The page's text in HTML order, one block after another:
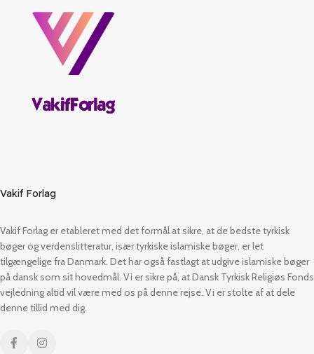
Vakif Forlag
Vakif Forlag er etableret med det formål at sikre, at de bedste tyrkisk
bøger og verdenslitteratur, især tyrkiske islamiske bøger, er let
tilgængelige fra Danmark. Det har også fastlagt at udgive islamiske bøger
på dansk som sit hovedmål. Vi er sikre på, at Dansk Tyrkisk Religiøs Fonds
vejledning altid vil være med os på denne rejse. Vi er stolte af at dele
denne tillid med dig.